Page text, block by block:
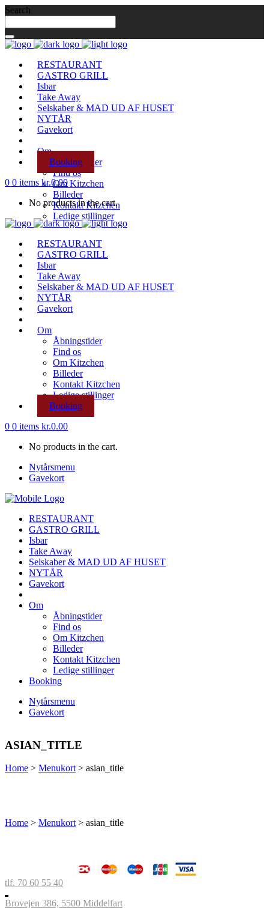
Search
RESTAURANT
GASTRO GRILL
Isbar
Take Away
Selskaber & MAD UD AF HUSET
NYTÅR
Gavekort
Om
Åbningstider
Find os
Om Kitzchen
Billeder
Kontakt Kitzchen
Ledige stillinger
Booking
0 0 items kr.0.00
No products in the cart.
RESTAURANT
GASTRO GRILL
Isbar
Take Away
Selskaber & MAD UD AF HUSET
NYTÅR
Gavekort
Om
Åbningstider
Find os
Om Kitzchen
Billeder
Kontakt Kitzchen
Ledige stillinger
Booking
0 0 items kr.0.00
No products in the cart.
Nytårsmenu
Gavekort
RESTAURANT
GASTRO GRILL
Isbar
Take Away
Selskaber & MAD UD AF HUSET
NYTÅR
Gavekort
Om
Åbningstider
Find os
Om Kitzchen
Billeder
Kontakt Kitzchen
Ledige stillinger
Booking
Nytårsmenu
Gavekort
ASIAN_TITLE
Home > Menukort> asian_title
Home > Menukort > asian_title
tlf. 70 60 55 40
Brovejen 386, 5500 Middelfart